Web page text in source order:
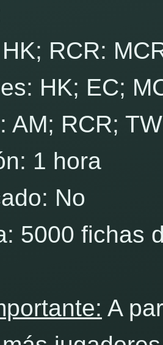
RCR:
HK; EC;
AM; RCR;
1 hora
No
5000 fichas
A